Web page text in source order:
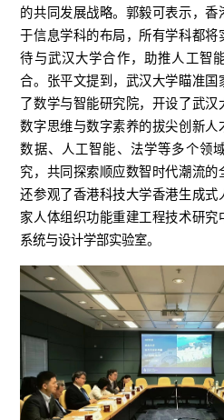
的共同发展战略。郭毅可表示，香
于信息学科的布局，所有学科都将
待与武汉大学合作，助推人工智
合。张平文提到，武汉大学瞄准国
了数学与智能研究院，开设了武汉
数字思维与数字素养的拔尖创新人
数据、人工智能、法学等多个领
究，共同探索顺应数智时代潮流的
还参观了香港科技大学香港生成式
家人体组织功能重建工程技术研究
系统与设计学部实验室。